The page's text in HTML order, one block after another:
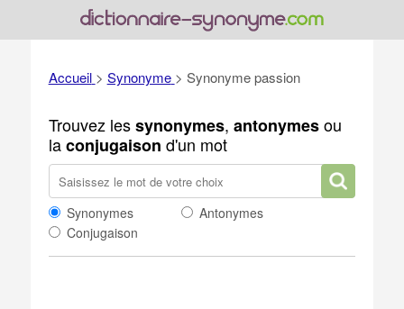
Accueil > Synonyme > Synonyme passion
Trouvez lessynonymes, antonymesou
laconjugaison d'un mot
Synonymes
Antonymes
Conjugaison